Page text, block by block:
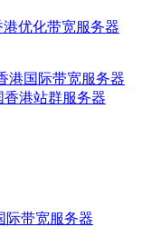
港优化带宽服务器
港国际带宽服务器
香港站群服务器
际带宽服务器